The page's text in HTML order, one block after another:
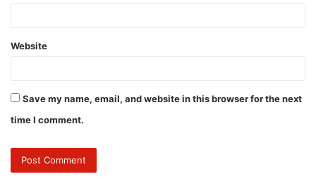
Website
Save my name, email, and website in this browser for the next
time I comment.